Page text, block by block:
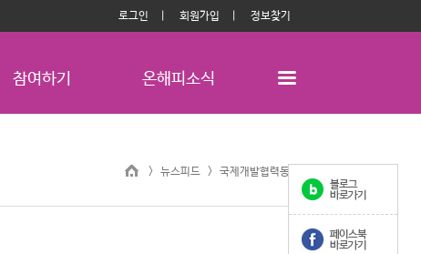
로그인 회원가입 정보찾기
참여하기 온해피소식
> 뉴스피드 > 국제개발협력동아리